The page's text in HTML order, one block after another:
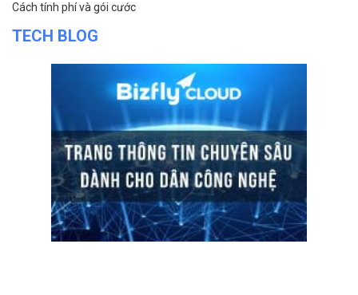
Cách tính phí và gói cước
TECH BLOG